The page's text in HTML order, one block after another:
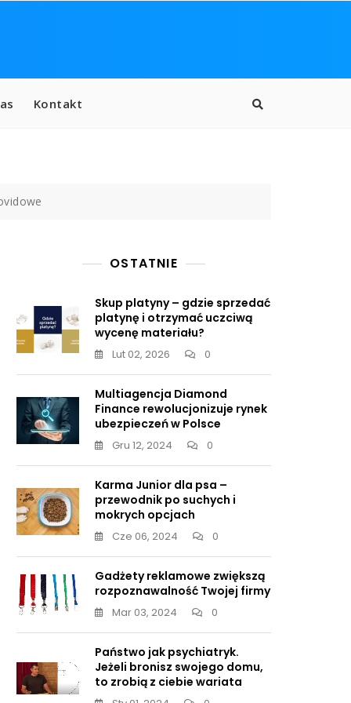
Kontakt
OSTATNIE
Skup platyny – gdzie sprzedać
platynę i otrzymać uczciwą
wycenę materiału?
Lut 02, 2026 0
Multiagencja Diamond
Finance rewolucjonizuje rynek
ubezpieczeń w Polsce
Gru 12, 2024 0
Karma Junior dla psa –
przewodnik po suchych i
mokrych opcjach
Cze 06, 2024 0
Gadżety reklamowe zwiększą
rozpoznawalność Twojej firmy
Mar 03, 2024 0
Państwo jak psychiatryk.
Jeżeli bronisz swojego domu,
to zrobią z ciebie wariata